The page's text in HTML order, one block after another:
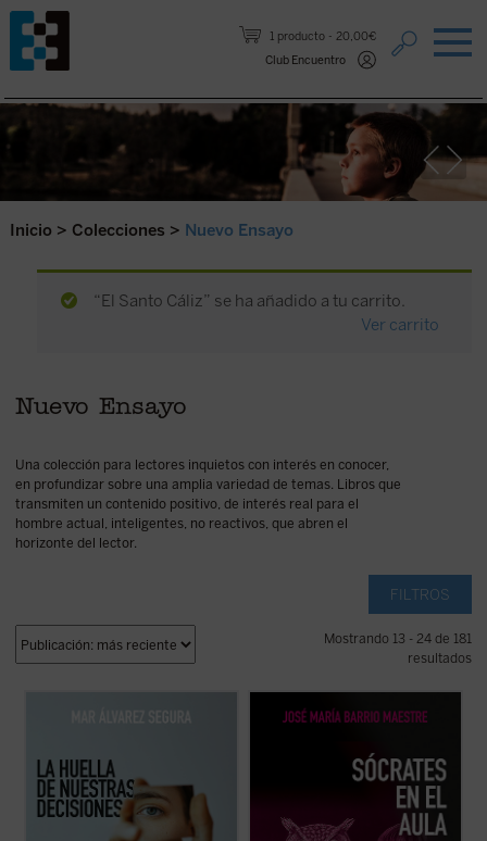
1 producto
20,00€
Club Encuentro
Saltar al contenido.
Inicio > Colecciones > Nuevo Ensayo
“El Santo Cáliz” se ha añadido a tu carrito.
Ver carrito
Nuevo Ensayo
Una colección para lectores inquietos con interés en conocer,
en profundizar sobre una amplia variedad de temas. Libros que
transmiten un contenido positivo, de interés real para el
hombre actual, inteligentes, no reactivos, que abren el
horizonte del lector.
FILTROS
Mostrando 13 - 24 de 181
resultados
ensayo que se adentra con valentía en una
Mar Álvarez Segura nos conduce por el
laberinto de la conciencia humana ...
ficha)
Frente a la tecnificación del aprendizaje y
los eslóganes pedagógicos, este libro
saber. Una obra inspiradora que devuelve
esperanza y sentido a la docencia: ...(ver